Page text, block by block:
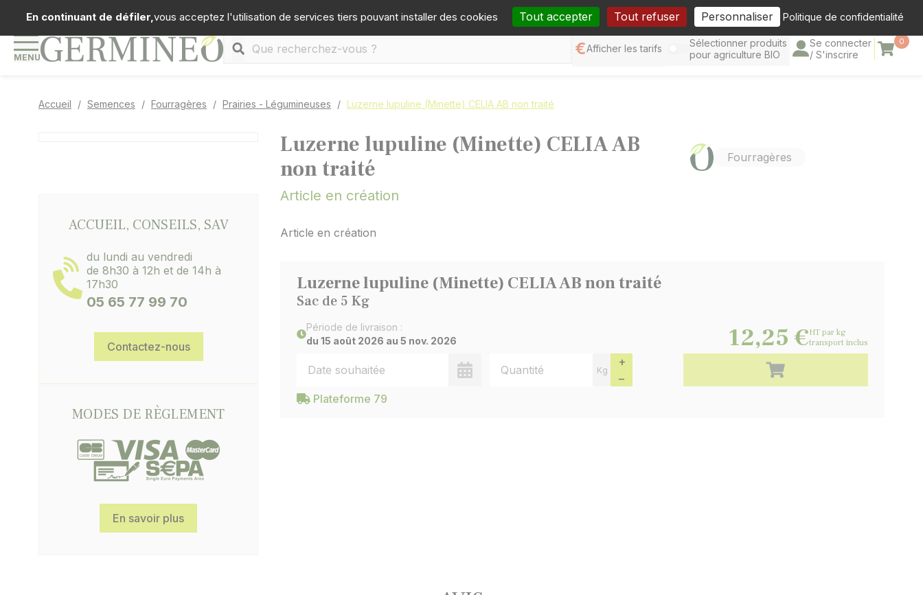
Téléphone : 05 65 77 99 70 Mail : contact@germineo.com Facebook
MENU
Afficher les tarifs
Sélectionner produits
pour agriculture BIO
Se connecter
/ S'inscrire
0
Panier
Accueil Semences Fourragères Prairies - Légumineuses Luzerne lupuline (Minette) CELIA AB non traité
Luzerne lupuline (Minette) CELIA AB
non traité
Article en création
ACCUEIL, CONSEILS, SAV
du lundi au vendredi
de 8h30 à 12h et de 14h à
17h30
05 65 77 99 70
Contactez-nous
MODES DE RÈGLEMENT
En savoir plus
Article en création
Luzerne lupuline (Minette) CELIA AB non traité
Sac de 5 Kg
Période de livraison :
du 15 août 2026 au 5 nov. 2026
Choisir une date de livraison
12,25 €HT par kg
transport inclus
Kg
+
−
Ajouter au panier
Plateforme 79
Fourragères
En continuant de défiler,vous acceptez l'utilisation de services tiers pouvant installer des cookies Tout accepter Tout refuser Personnaliser Politique de confidentialité